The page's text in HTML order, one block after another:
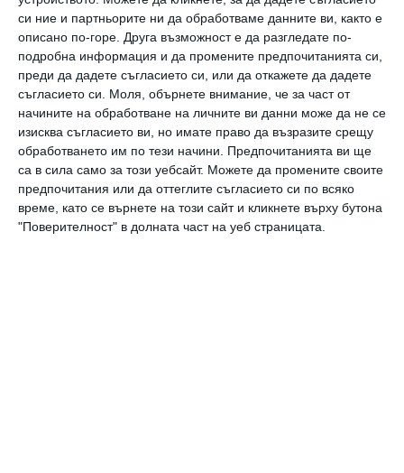
си ние и партньорите ни да обработваме данните ви, както е
описано по-горе. Друга възможност е да разгледате по-
подробна информация и да промените предпочитанията си,
преди да дадете съгласието си, или да откажете да дадете
съгласието си. Моля, обърнете внимание, че за част от
начините на обработване на личните ви данни може да не се
изисква съгласието ви, но имате право да възразите срещу
обработването им по тези начини. Предпочитанията ви ще
са в сила само за този уебсайт. Можете да промените своите
предпочитания или да оттеглите съгласието си по всяко
време, като се върнете на този сайт и кликнете върху бутона
"Поверителност" в долната част на уеб страницата.
специалност.
Но ако имате възможност дори и един ден
седмично да си работите от вкъщи, това
вече е голям плюс. Тези, чиято дейност е
пряко свързана с конкретно място - най-
често това е сектор на услугите - трябва да
търсят гъвкав график. Той подобрява
значително баланса между работата и